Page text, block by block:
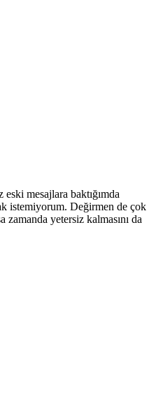
mesajlara baktığımda
istemiyorum. Değirmen de çok
yetersiz kalmasını da